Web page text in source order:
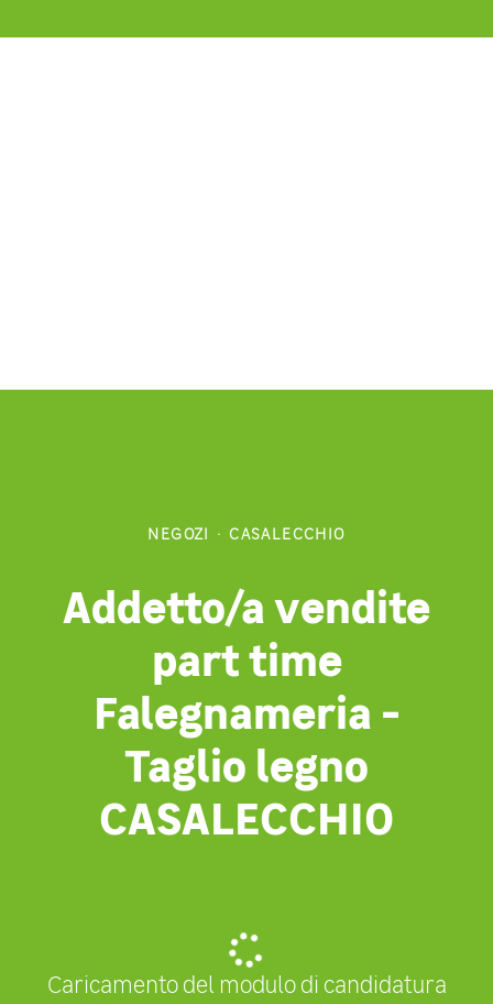
NEGOZI · CASALECCHIO
Addetto/a vendite
part time
Falegnameria -
Taglio legno
CASALECCHIO
Caricamento del modulo di candidatura